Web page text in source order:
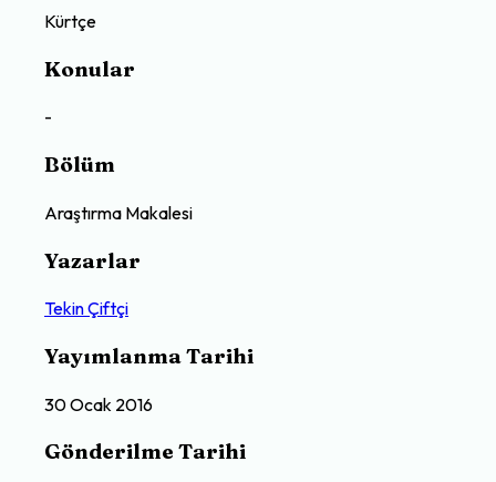
Kürtçe
Konular
-
Bölüm
Araştırma Makalesi
Yazarlar
Tekin Çiftçi
Yayımlanma Tarihi
30 Ocak 2016
Gönderilme Tarihi